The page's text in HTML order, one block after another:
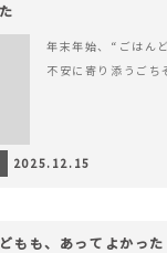
年末年始、“ごはん
不安に寄り添うごち
2025.12.15
もも、あってよかっ